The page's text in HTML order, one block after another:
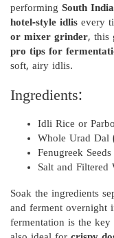
performing South
hotel-style idlis every
or mixer grinder, this
pro tips for
soft, airy idlis.
Ingredients:
Idli Rice or
Whole Urad Dal
Fenugreek
Salt and Filtered
Soak the ingredients
and ferment overnight
fermentation is the key